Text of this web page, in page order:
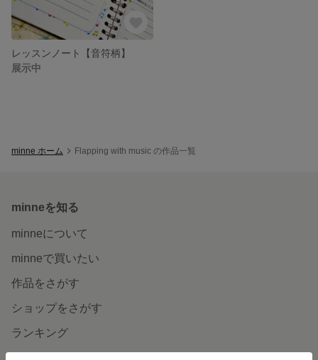
レッスンノート【音符柄】
展示中
minne ホーム Flapping with music の作品一覧
minneを知る
minneについて
minneで買いたい
作品をさがす
ショップをさがす
ランキング